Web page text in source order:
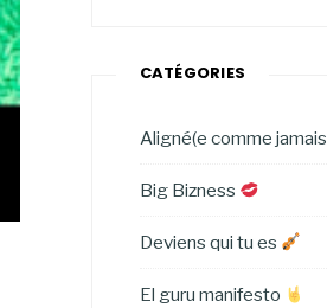
CATÉGORIES
Aligné(e comme jamais
Big Bizness
Deviens qui tu es
El guru manifesto